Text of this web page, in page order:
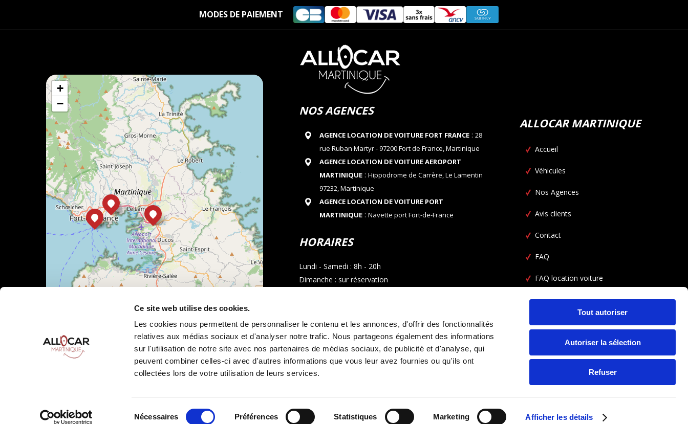
Ce site web utilise des cookies.
Les cookies nous permettent de personnaliser le contenu et les annonces, d'offrir des fonctionnalités
relatives aux médias sociaux et d'analyser notre trafic. Nous partageons également des informations
sur l'utilisation de notre site avec nos partenaires de médias sociaux, de publicité et d'analyse, qui
peuvent combiner celles-ci avec d'autres informations que vous leur avez fournies ou qu'ils ont
collectées lors de votre utilisation de leurs services.
Nécessaires Préférences Statistiques Marketing Afficher les détails
Tout autoriser
Autoriser la sélection
Refuser
MODES DE PAIEMENT
+
−
Leaflet |©OpenStreetMapcontributors
NOS AGENCES
AGENCE LOCATION DE VOITURE FORT FRANCE: 28
rue Ruban Martyr - 97200 Fort de France, Martinique
AGENCE LOCATION DE VOITURE AEROPORT
MARTINIQUE: Hippodrome de Carrère, Le Lamentin
97232, Martinique
AGENCE LOCATION DE VOITURE PORT
MARTINIQUE: Navette port Fort-de-France
HORAIRES
Lundi - Samedi : 8h - 20h
Dimanche : sur réservation
Email : allocarmartinique@gmail.com
ALLOCAR MARTINIQUE
Accueil
Véhicules
Nos Agences
Avis clients
Contact
FAQ
FAQ location voiture
CGV
Allocar Martinique © Tous droits réservés Conditions générales de location Mentions légalesetPolitique de cookies SUIVEZ NOUS